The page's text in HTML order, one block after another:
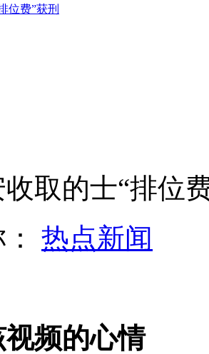
位费”获刑
打电话留遗言
的士“排位
热点新闻
频的心情